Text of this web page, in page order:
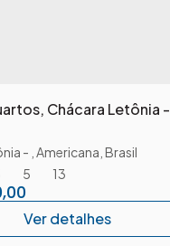
Chácara Letônia -
Americana Brasil
5 13